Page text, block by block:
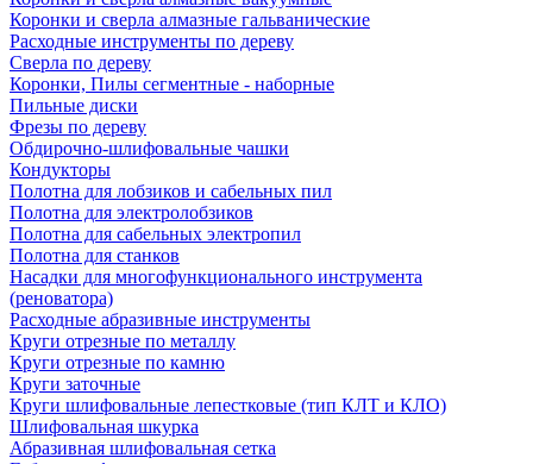
Коронки и сверла алмазные гальванические
Расходные инструменты по дереву
Сверла по дереву
Коронки, Пилы сегментные - наборные
Пильные диски
Фрезы по дереву
Обдирочно-шлифовальные чашки
Кондукторы
Полотна для лобзиков и сабельных пил
Полотна для электролобзиков
Полотна для сабельных электропил
Полотна для станков
Насадки для многофункционального инструмента
(реноватора)
Расходные абразивные инструменты
Круги отрезные по металлу
Круги отрезные по камню
Круги заточные
Круги шлифовальные лепестковые (тип КЛТ и КЛО)
Шлифовальная шкурка
Абразивная шлифовальная сетка